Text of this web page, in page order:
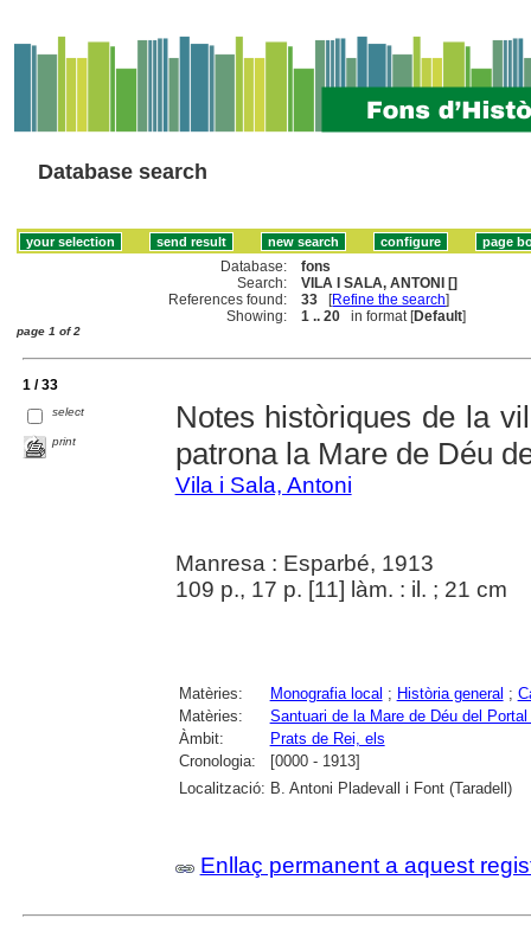
Database search
Database:
fons
Search:
VILA I SALA, ANTONI []
References found:
33 [Refine the search]
Showing:
1 .. 20 in format [Default]
page 1 of 2
1 / 33
select
print
Notes històriques de la
patrona la Mare de Déu
Vila i Sala, Antoni
Manresa : Esparbé, 1913
109 p., 17 p. [11] làm. : il. ; 21 cm
Matèries: Monografia local ; Història general ;
Matèries:
Santuari de la Mare de Déu del
Àmbit:
Prats de Rei, els
Cronologia:
[0000 - 1913]
Localització: B. Antoni Pladevall i Font (Taradell)
Enllaç permanent a aquest